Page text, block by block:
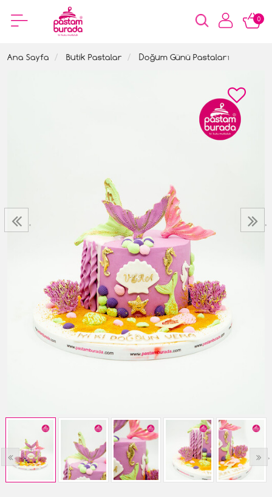
0
Ana Sayfa Butik Pastalar Doğum Günü Pastaları
‹ ›
‹ ›